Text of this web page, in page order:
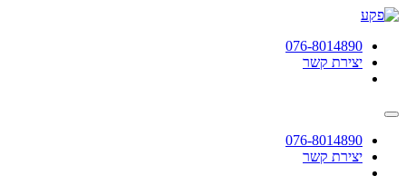
תחילתו
אינטרנט,
לחץ
כדי
לאזור
תוכן
מרכזי
076-8014890
יצירת קשר
076-8014890
יצירת קשר